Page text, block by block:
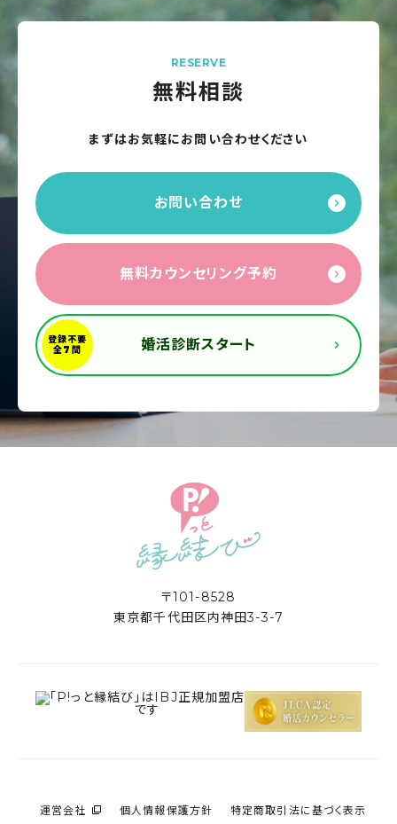
RESERVE
無料相談
まずはお気軽にお問い合わせください
お問い合わせ
無料カウンセリング予約
婚活診断スタート
〒101-8528
東京都千代田区内神田3-3-7
運営会社 個人情報保護方針 特定商取引法に基づく表示